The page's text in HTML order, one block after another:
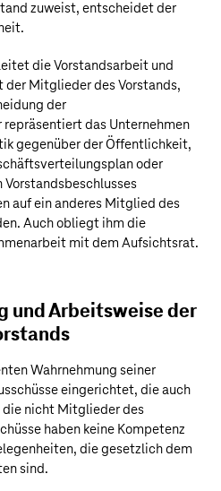
zuweist, entscheidet der
die Vorstandsarbeit und
Mitglieder des Vorstands,
der
das Unternehmen
gegenüber der Öffentlichkeit,
oder
Vorstandsbeschlusses
auf ein anderes Mitglied des
Auch obliegt ihm die
mit dem Aufsichtsrat.
und Arbeitsweise der
Wahrnehmung seiner
eingerichtet, die auch
die nicht Mitglieder des
haben keine Kompetenz
die gesetzlich dem
sind.